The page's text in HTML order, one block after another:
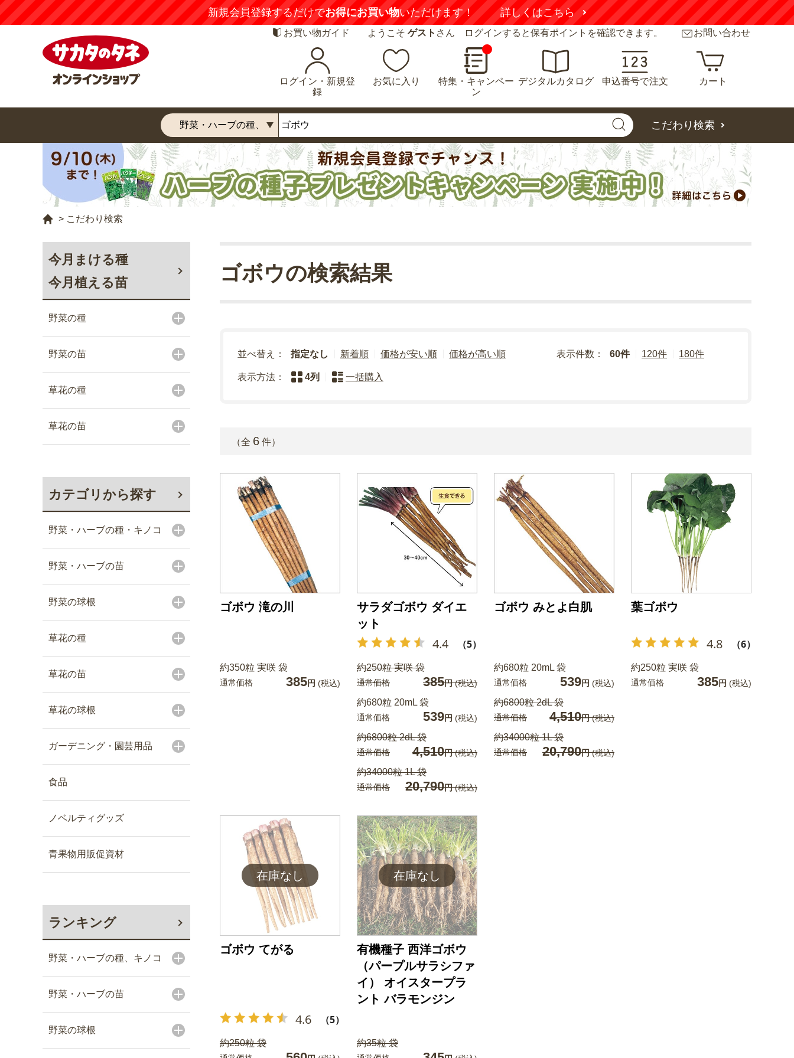
新規会員登録するだけでお得にお買い物いただけます！ 詳しくはこちら
お買い物ガイド ようこそ ゲスト さん ログインすると保有ポイントを確認できます。 お問い合わせ
ログイン・新規登
録
お気に入り
特集・キャンペー
ン
デジタルカタログ 申込番号で注文 カート
こだわり検索
> こだわり検索
今月まける種
今月植える苗
野菜の種
野菜の苗
草花の種
草花の苗
カテゴリから探す
野菜・ハーブの種・キノコ
野菜・ハーブの苗
野菜の球根
草花の種
草花の苗
草花の球根
ガーデニング・園芸用品
食品
ノベルティグッズ
青果物用販促資材
ランキング
野菜・ハーブの種、キノコ
野菜・ハーブの苗
野菜の球根
ゴボウの検索結果
並べ替え： 指定なし 新着順 価格が安い順 価格が高い順 表示件数： 60件 120件 180件
表示方法： 4列 一括購入
（全 6 件）
ゴボウ 滝の川
約350粒 実咲 袋
通常価格 385円 (税込)
サラダゴボウ ダイエ
ット
4.4 （5）
約250粒 実咲 袋
通常価格 385円(税込)
約680粒 20mL 袋
通常価格 539円 (税込)
約6800粒 2dL 袋
通常価格 4,510円(税込)
約34000粒 1L 袋
通常価格 20,790円(税込)
ゴボウ みとよ白肌
約680粒 20mL 袋
通常価格 539円 (税込)
約6800粒 2dL 袋
通常価格 4,510円(税込)
約34000粒 1L 袋
通常価格 20,790円(税込)
葉ゴボウ
4.8 （6）
約250粒 実咲 袋
通常価格 385円 (税込)
ゴボウ てがる
4.6 （5）
約250粒 袋
有機種子 西洋ゴボウ
（パープルサラシファ
イ） オイスタープラ
ント バラモンジン
約35粒 袋